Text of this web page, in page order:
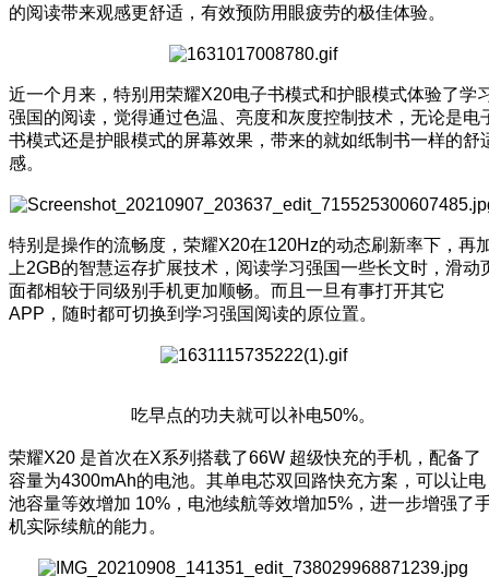
的阅读带来观感更舒适，有效预防用眼疲劳的极佳体验。
近一个月来，特别用荣耀X20电子书模式和护眼模式体验了学
强国的阅读，觉得通过色温、亮度和灰度控制技术，无论是电
书模式还是护眼模式的屏幕效果，带来的就如纸制书一样的舒
感。
特别是操作的流畅度，荣耀X20在120Hz的动态刷新率下，再
上2GB的智慧运存扩展技术，阅读学习强国一些长文时，滑动
面都相较于同级别手机更加顺畅。而且一旦有事打开其它
APP，随时都可切换到学习强国阅读的原位置。
吃早点的功夫就可以补电50%。
荣耀X20 是首次在X系列搭载了66W 超级快充的手机，配备了
容量为4300mAh的电池。其单电芯双回路快充方案，可以让电
池容量等效增加 10%，电池续航等效增加5%，进一步增强了
机实际续航的能力。